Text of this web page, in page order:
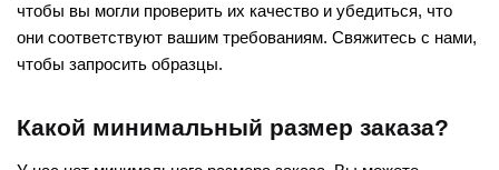
чтобы вы могли проверить их качество и убедиться, что
они соответствуют вашим требованиям. Свяжитесь с нами,
чтобы запросить образцы.
Какой минимальный размер заказа?